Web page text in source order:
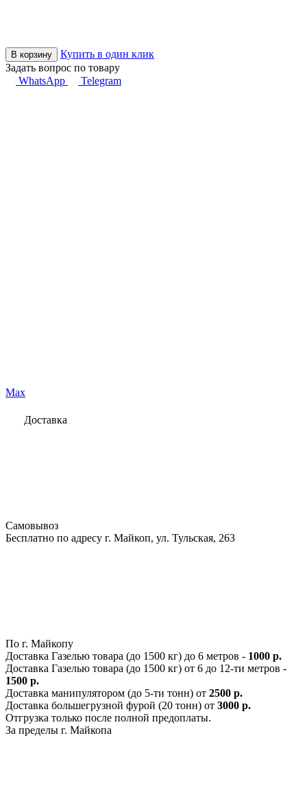
В корзину
Купить в один клик
Задать вопрос по товару
WhatsApp
Telegram
Max
Доставка
Самовывоз
Бесплатно по адресу г. Майкоп, ул. Тульская, 263
По г. Майкопу
Доставка Газелью товара (до 1500 кг) до 6 метров - 1000 р.
Доставка Газелью товара (до 1500 кг) от 6 до 12-ти метров -
1500 р.
Доставка манипулятором (до 5-ти тонн) от 2500 р.
Доставка большегрузной фурой (20 тонн) от 3000 р.
Отгрузка только после полной предоплаты.
За пределы г. Майкопа